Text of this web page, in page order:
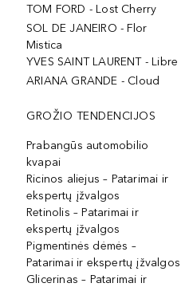
TOM FORD - Lost Cherry
SOL DE JANEIRO - Flor
Mistica
YVES SAINT LAURENT - Libre
ARIANA GRANDE - Cloud
GROŽIO TENDENCIJOS
Prabangūs automobilio
kvapai
Ricinos aliejus – Patarimai ir
ekspertų įžvalgos
Retinolis – Patarimai ir
ekspertų įžvalgos
Pigmentinės dėmės –
Patarimai ir ekspertų įžvalgos
Glicerinas – Patarimai ir